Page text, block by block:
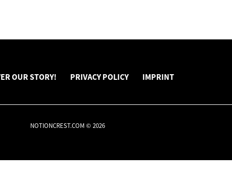
OUR STORY! PRIVACY POLICY IMPRINT
NOTIONCREST.COM © 2026